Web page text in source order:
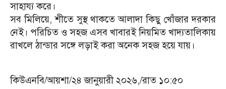
সাহায্য করে।
সব মিলিয়ে, শীতে সুস্থ থাকতে আলাদা কিছু খোঁজার দরকার
নেই। পরিচিত ও সহজ এসব খাবারই নিয়মিত খাদ্যতালিকায়
রাখলে ঠান্ডার সঙ্গে লড়াই করা অনেক সহজ হয়ে যায়।
কিউএনবি/আয়শা/২৪ জানুয়ারী ২০২৬,/রাত ১০:৫০